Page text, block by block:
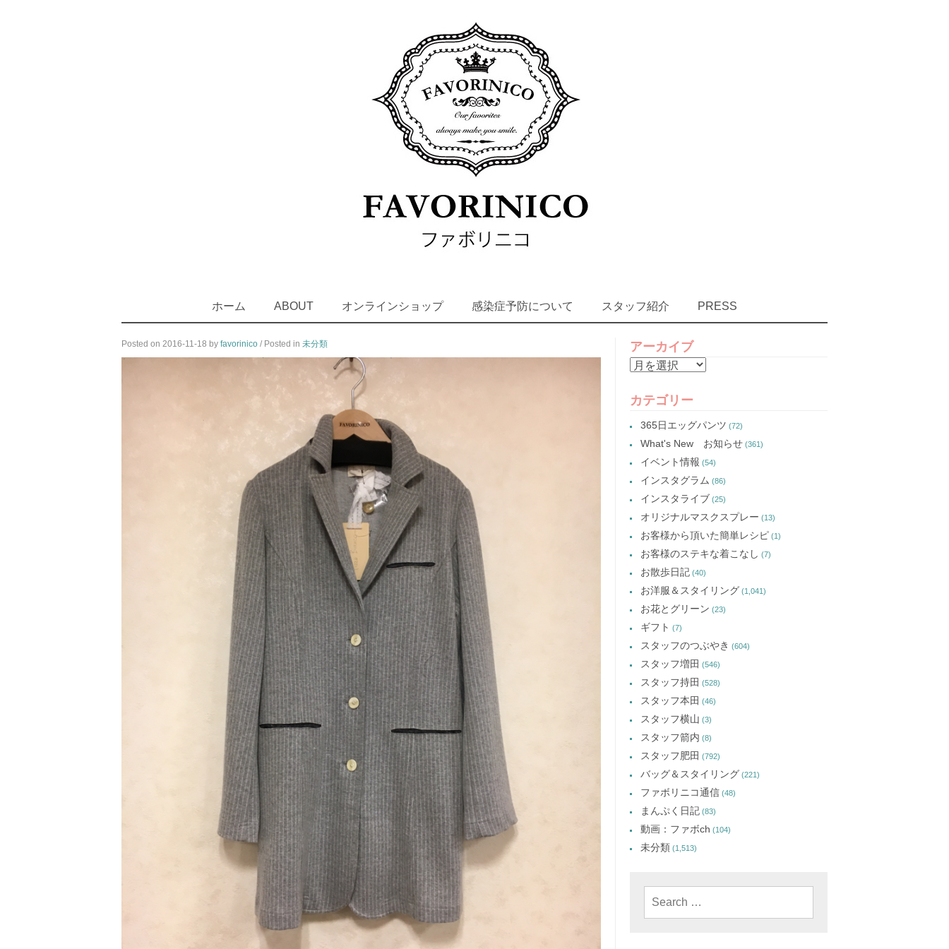
SKIP
TO
ホーム ABOUT オンラインショップ 感染症予防について スタッフ紹介 PRESS
Posted on 2016-11-18 by favorinico / Posted in 未分類 アーカイブ
ア
カ
カテゴリー
365日エッグパンツ (72)
What's New お知らせ (361)
イベント情報 (54)
インスタグラム (86)
インスタライブ (25)
オリジナルマスクスプレー (13)
お客様から頂いた簡単レシピ (1)
お客様のステキな着こなし (7)
お散歩日記 (40)
お洋服＆スタイリング (1,041)
お花とグリーン (23)
ギフト (7)
スタッフのつぶやき (604)
スタッフ増田 (546)
スタッフ持田 (528)
スタッフ本田 (46)
スタッフ横山 (3)
スタッフ箭内 (8)
スタッフ肥田 (792)
バッグ＆スタイリング (221)
ファボリニコ通信 (48)
まんぷく日記 (83)
動画：ファボch (104)
未分類 (1,513)